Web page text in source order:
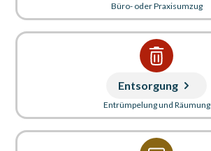
Büro- oder Praxisumzug
Entsorgung
Entrümpelung und Räumung